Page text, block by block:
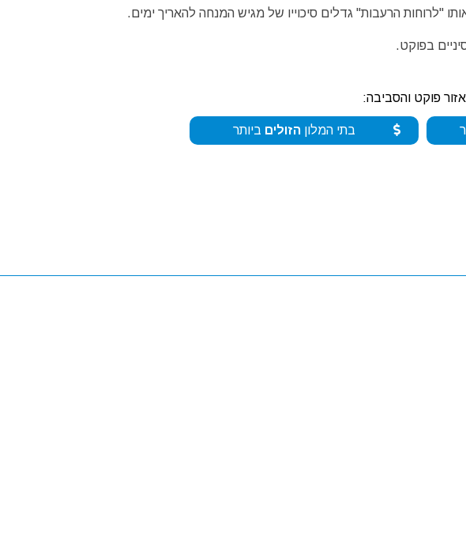
"לרוחות הרעבות" גדלים סיכוייו של מגיש המנחה להאריך ימים.
בפוקט.
פוקט והסביבה:
בתי המלוןהזולים ביותר